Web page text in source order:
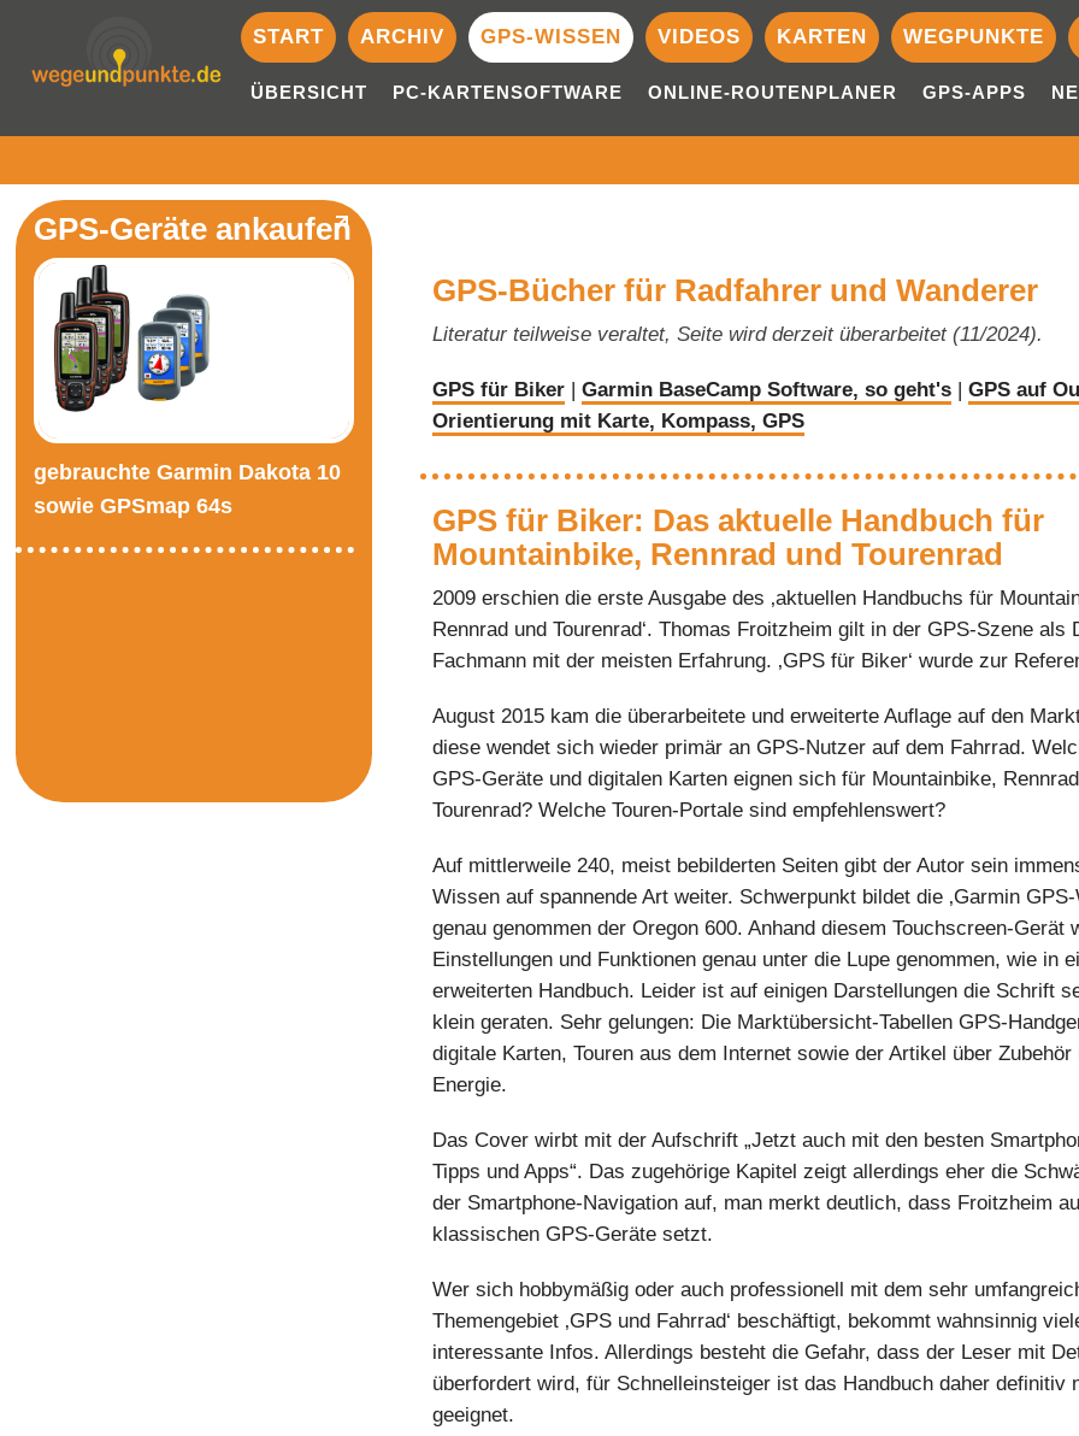
START ARCHIV GPS-WISSEN
ÜBERSICHT PC-KARTENSOFTWARE ONLINE-ROUTENPLANER GPS-APPS
VIDEOS KARTEN WEGPUNKTE
GPS-Bücher für Radfahrer und Wanderer
Literatur teilweise veraltet, Seite wird derzeit überarbeitet (11/2024).
GPS für Biker | Garmin BaseCamp Software, so geht's | GPS auf
Orientierung mit Karte, Kompass, GPS
GPS für Biker: Das aktuelle Handbuch für
Mountainbike, Rennrad und Tourenrad
2009 erschien die erste Ausgabe des ‚aktuellen Handbuchs für
Rennrad und Tourenrad‘. Thomas Froitzheim gilt in der GPS-Szene als
Fachmann mit der meisten Erfahrung. ‚GPS für Biker‘ wurde zur
August 2015 kam die überarbeitete und erweiterte Auflage auf den
diese wendet sich wieder primär an GPS-Nutzer auf dem Fahrrad.
GPS-Geräte und digitalen Karten eignen sich für Mountainbike,
Tourenrad? Welche Touren-Portale sind empfehlenswert?
Auf mittlerweile 240, meist bebilderten Seiten gibt der Autor sein
Wissen auf spannende Art weiter. Schwerpunkt bildet die ‚Garmin GPS-
genau genommen der Oregon 600. Anhand diesem Touchscreen-Gerät
Einstellungen und Funktionen genau unter die Lupe genommen, wie in
erweiterten Handbuch. Leider ist auf einigen Darstellungen die Schrift
klein geraten. Sehr gelungen: Die Marktübersicht-Tabellen GPS-
digitale Karten, Touren aus dem Internet sowie der Artikel über Zubehör
Energie.
Das Cover wirbt mit der Aufschrift „Jetzt auch mit den besten
Tipps und Apps“. Das zugehörige Kapitel zeigt allerdings eher die
der Smartphone-Navigation auf, man merkt deutlich, dass Froitzheim
klassischen GPS-Geräte setzt.
Wer sich hobbymäßig oder auch professionell mit dem sehr
Themengebiet ‚GPS und Fahrrad‘ beschäftigt, bekommt wahnsinnig
interessante Infos. Allerdings besteht die Gefahr, dass der Leser mit
überfordert wird, für Schnelleinsteiger ist das Handbuch daher definitiv
geeignet.
GPS-Geräte ankaufen
gebrauchte Garmin Dakota 10
sowie GPSmap 64s